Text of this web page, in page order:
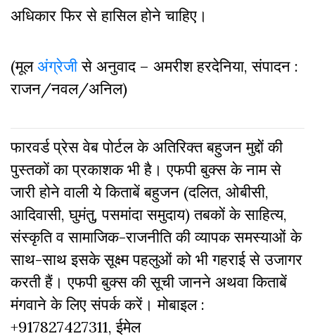
अधिकार फिर से हासिल होने चाहिए।
(मूलअंग्रेजीसे अनुवाद – अमरीश हरदेनिया, संपादन :
राजन/नवल/अनिल)
फारवर्ड प्रेस वेब पोर्टल के अतिरिक्‍त बहुजन मुद्दों की
पुस्‍तकों का प्रकाशक भी है। एफपी बुक्‍स के नाम से
जारी होने वाली ये किताबें बहुजन (दलित, ओबीसी,
आदिवासी, घुमंतु, पसमांदा समुदाय) तबकों के साहित्‍य,
संस्‍क‍ृति व सामाजिक-राजनीति की व्‍यापक समस्‍याओं के
साथ-साथ इसके सूक्ष्म पहलुओं को भी गहराई से उजागर
करती हैं। एफपी बुक्‍स की सूची जानने अथवा किताबें
मंगवाने के लिए संपर्क करें। मोबाइल :
+917827427311, ईमेल